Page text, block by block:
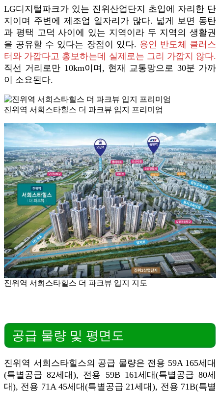
LG디지털파크가 있는 진위산업단지 초입에 자리한 단
지이며 주변에 제조업 일자리가 많다. 넓게 보면 동탄
과 평택 고덕 사이에 있는 지역이라 두 지역의 생활권
을 공유할 수 있다는 장점이 있다. 용인 반도체 클러스
터와 가깝다고 홍보하는데 실제로는 그리 가깝지 않다.
직선 거리로만 10km이며, 현재 교통망으로 30분 가까
이 소요된다.
진위역 서희스타힐스 더 파크뷰 입지 프리미엄
진위역 서희스타힐스 더 파크뷰 입지 지도
공급 물량 및 평면도
진위역 서희스타힐스의 공급 물량은 전용 59A 165세대
(특별공급 82세대), 전용 59B 161세대(특별공급 80세
대), 전용 71A 45세대(특별공급 21세대), 전용 71B(특별